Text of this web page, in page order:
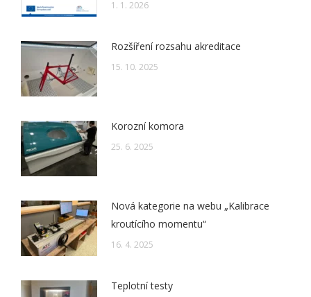
1. 1. 2026
Rozšíření rozsahu akreditace
15. 10. 2025
Korozní komora
25. 6. 2025
Nová kategorie na webu „Kalibrace
kroutícího momentu“
16. 4. 2025
Teplotní testy